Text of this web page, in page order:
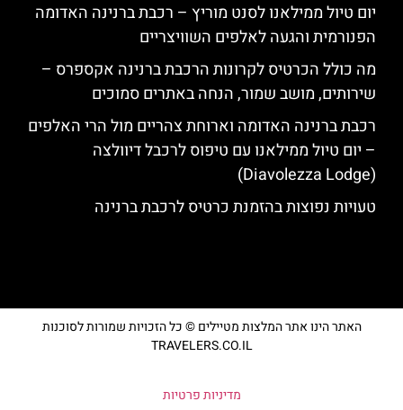
יום טיול ממילאנו לסנט מוריץ – רכבת ברנינה האדומה
הפנורמית והגעה לאלפים השוויצריים
מה כולל הכרטיס לקרונות הרכבת ברנינה אקספרס –
שירותים, מושב שמור, הנחה באתרים סמוכים
רכבת ברנינה האדומה וארוחת צהריים מול הרי האלפים
– יום טיול ממילאנו עם טיפוס לרכבל דיוולצה
(Diavolezza Lodge)
טעויות נפוצות בהזמנת כרטיס לרכבת ברנינה
האתר הינו אתר המלצות מטיילים © כל הזכויות שמורות לסוכנות
TRAVELERS.CO.IL
מדיניות פרטיות